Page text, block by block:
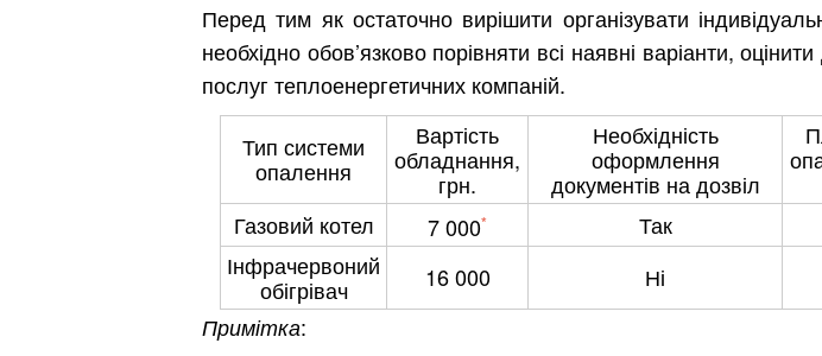
Перед тим як остаточно вирішити організувати
необхідно обов’язково порівняти всі наявні варіанти,
послуг теплоенергетичних компаній.
Тип системи
опалення
Вартість
обладнання,
грн.
Необхідність
оформлення
документів на дозвіл
Газовий котел
7 000* Так
Інфрачервоний
обігрівач
16 000 Ні
Примітка:
Область